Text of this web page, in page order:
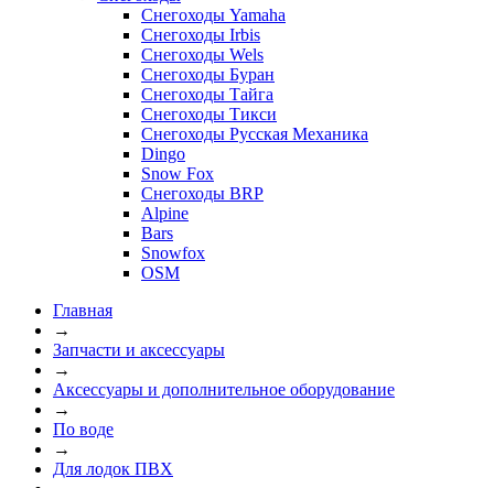
Снегоходы Yamaha
Снегоходы Irbis
Снегоходы Wels
Снегоходы Буран
Снегоходы Тайга
Снегоходы Тикси
Снегоходы Русская Механика
Dingo
Snow Fox
Снегоходы BRP
Alpine
Bars
Snowfox
OSM
Главная
→
Запчасти и аксессуары
→
Аксессуары и дополнительное оборудование
→
По воде
→
Для лодок ПВХ